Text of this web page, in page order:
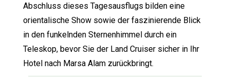
Abschluss dieses Tagesausflugs bilden eine
orientalische Show sowie der faszinierende Blick
in den funkelnden Sternenhimmel durch ein
Teleskop, bevor Sie der Land Cruiser sicher in Ihr
Hotel nach Marsa Alam zurückbringt.